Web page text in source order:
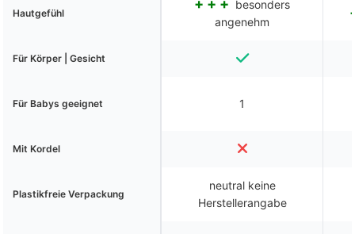
Hautgefühl
besonders
angenehm
Für Körper | Gesicht
Für Babys geeignet 1
Mit Kordel
Plastikfreie Verpackung
neutral keine
Herstellerangabe